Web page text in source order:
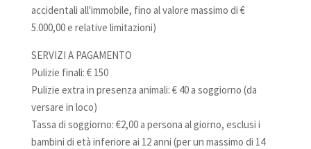
accidentali all'immobile, fino al valore massimo di €
5.000,00 e relative limitazioni)
SERVIZI A PAGAMENTO
Pulizie finali: € 150
Pulizie extra in presenza animali: € 40 a soggiorno (da
versare in loco)
Tassa di soggiorno: €2,00 a persona al giorno, esclusi i
bambini di età inferiore ai 12 anni (per un massimo di 14